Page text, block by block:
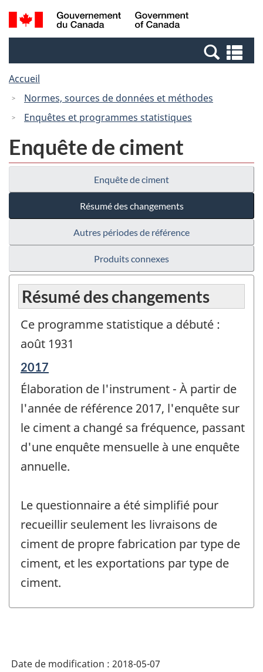
Passer
au
Passer
à
Canada
Recherche
et
et
Accueil
Normes, sources de données et méthodes
Enquêtes et programmes statistiques
Enquête de ciment
Enquête de ciment
Résumé des changements
Autres périodes de référence
Produits connexes
Résumé des changements
Ce programme statistique a débuté :
août 1931
Période
de
référence
de
-
2017
Élaboration de l'instrument - À partir de
l'année de référence 2017, l'enquête sur
le ciment a changé sa fréquence, passant
d'une enquête mensuelle à une enquête
annuelle.
Le questionnaire a été simplifié pour
recueillir seulement les livraisons de
ciment de propre fabrication par type de
ciment, et les exportations par type de
ciment.
Date de modification : 2018-05-07